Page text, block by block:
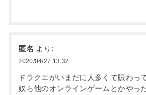
匿名 より:
2020/04/27 13:32
ドラクエがいまだに人多くて賑わっ
奴ら他のオンラインゲームとかやっ